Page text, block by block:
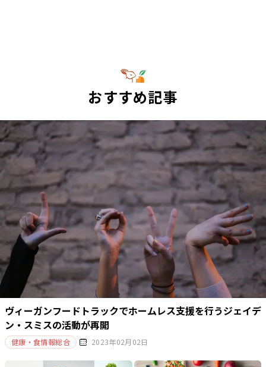
おすすめ記事
ヴィーガンフードトラックでホームレス支援を行うジェイデ
ン・スミスの活動が再開
健康・食情報総合 2023年02月02日